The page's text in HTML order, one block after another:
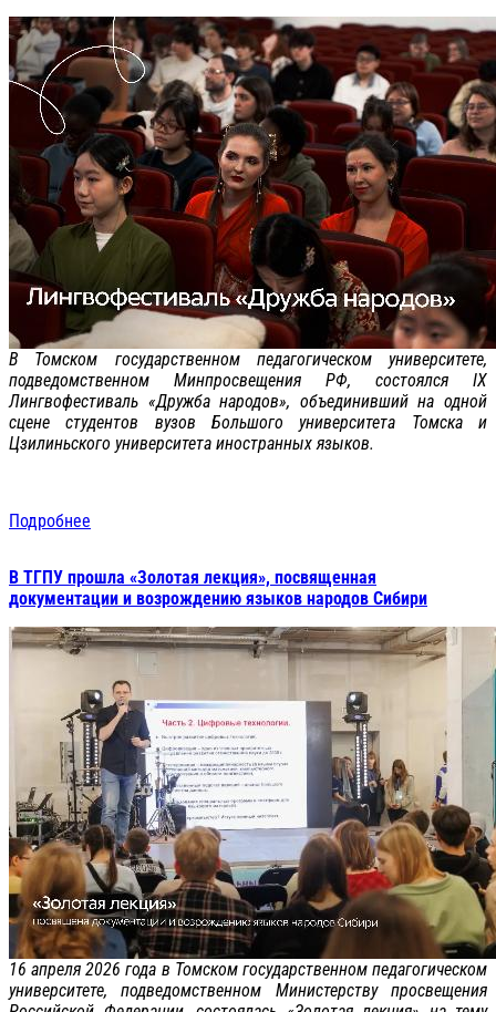
В Томском государственном педагогическом университете,
подведомственном Минпросвещения РФ, состоялся IX
Лингвофестиваль «Дружба народов», объединивший на одной
сцене студентов вузов Большого университета Томска и
Цзилиньского университета иностранных языков.
Подробнее
В ТГПУ прошла «Золотая лекция», посвященная
документации и возрождению языков народов Сибири
16 апреля 2026 года в Томском государственном педагогическом
университете, подведомственном Министерству просвещения